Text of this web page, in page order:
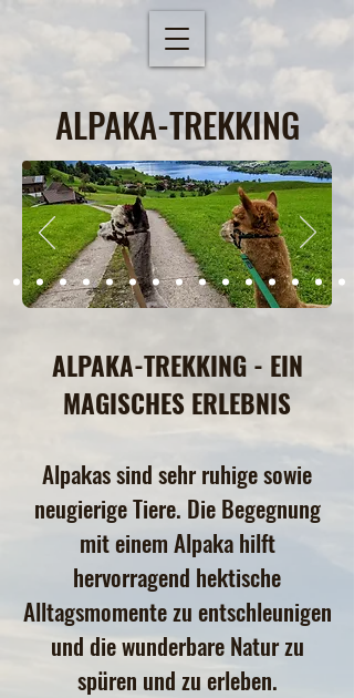
ALPAKA-TREKKING
ALPAKA-TREKKING - EIN
MAGISCHES ERLEBNIS
Alpakas sind sehr ruhige sowie
neugierige Tiere. Die Begegnung
mit einem Alpaka hilft
hervorragend hektische
Alltagsmomente zu entschleunigen
und die wunderbare Natur zu
spüren und zu erleben.